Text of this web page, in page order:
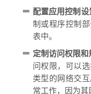
配置应用控制设
制或程序控制
表中。
定制访问权限和
问权限，可以
类型的网络交
常工作，因为其